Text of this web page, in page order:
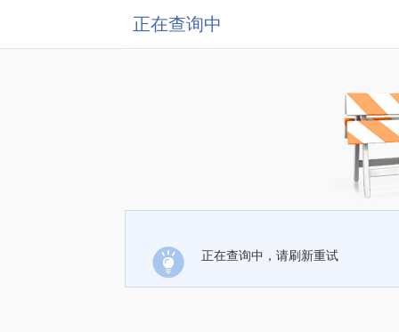
正在查询中
正在查询中，请刷新重试